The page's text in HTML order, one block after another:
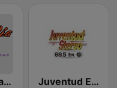
Melodia Radio Juventud Estéreo San Carlos